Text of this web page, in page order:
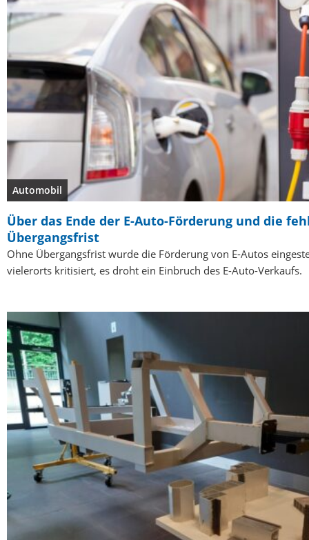
Automobil
Über das Ende der E-Auto-Förderung und die
Übergangsfrist
Ohne Übergangsfrist wurde die Förderung von E-Autos
vielerorts kritisiert, es droht ein Einbruch des E-Auto-Verkaufs.